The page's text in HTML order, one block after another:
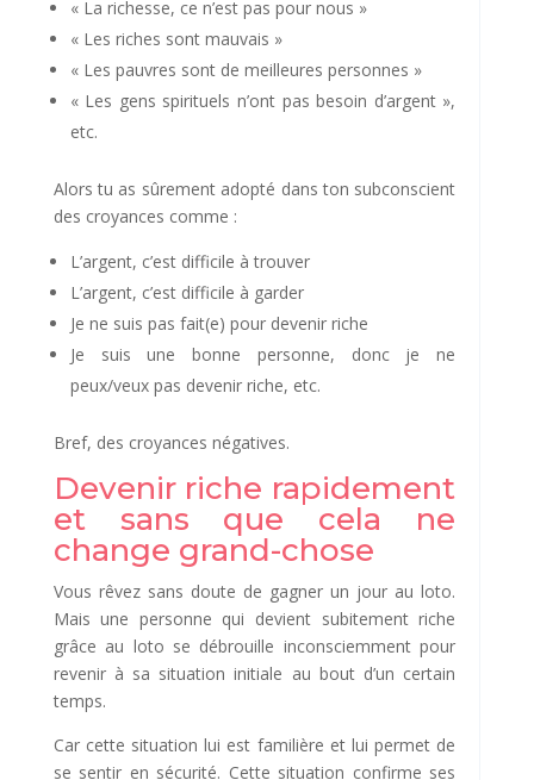
« La richesse, ce n’est pas pour nous »
« Les riches sont mauvais »
« Les pauvres sont de meilleures personnes »
« Les gens spirituels n’ont pas besoin d’argent »,
etc.
Alors tu as sûrement adopté dans ton subconscient
des croyances comme :
L’argent, c’est difficile à trouver
L’argent, c’est difficile à garder
Je ne suis pas fait(e) pour devenir riche
Je suis une bonne personne, donc je ne
peux/veux pas devenir riche, etc.
Bref, des croyances négatives.
Devenir riche rapidement
et sans que cela ne
change grand-chose
Vous rêvez sans doute de gagner un jour au loto.
Mais une personne qui devient subitement riche
grâce au loto se débrouille inconsciemment pour
revenir à sa situation initiale au bout d’un certain
temps.
Car cette situation lui est familière et lui permet de
se sentir en sécurité. Cette situation confirme ses